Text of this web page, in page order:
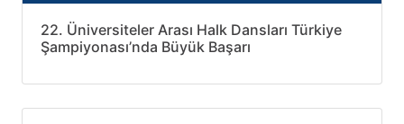
22. Üniversiteler Arası Halk Dansları Türkiye
Şampiyonası’nda Büyük Başarı